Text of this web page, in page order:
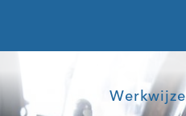
Werkwijze